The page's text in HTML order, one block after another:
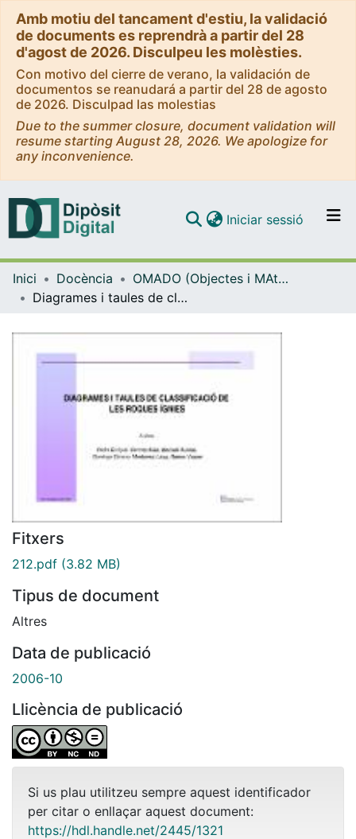
Amb motiu del tancament d'estiu, la validació
de documents es reprendrà a partir del 28
d'agost de 2026. Disculpeu les molèsties.
Con motivo del cierre de verano, la validación de
documentos se reanudará a partir del 28 de agosto
de 2026. Disculpad las molestias
Due to the summer closure, document validation will
resume starting August 28, 2026. We apologize for
any inconvenience.
Navega per tot el DD
Iniciar sessió (current)
Inici Docència
OMADO (Objectes i MAterials DOcents)
Diagrames i taules de classificació de les roques í­gnies
Fitxers
212.pdf (3.82 MB)
Tipus de document
Altres
Data de publicació
2006-10
Llicència de publicació
Si us plau utilitzeu sempre aquest identificador
per citar o enllaçar aquest document:
https://hdl.handle.net/2445/1321